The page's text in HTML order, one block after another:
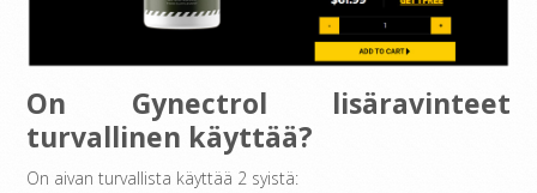
On Gynectrol lisäravinteet
turvallinen käyttää?
On aivan turvallista käyttää 2 syistä: